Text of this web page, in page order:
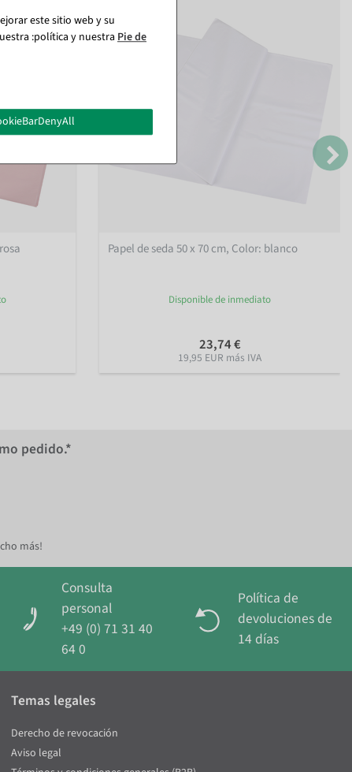
Papel de seda 50 x 70 cm, Color: blanco
Disponible de inmediato
23,74 €
19,95 EUR más IVA
pedido.*
más!
Consulta
personal
+49 (0) 71 31 40
64 0
Política de
devoluciones de
14 días
este sitio web y su
:política y nuestra Pie de
Temas legales
Derecho de revocación
Aviso legal